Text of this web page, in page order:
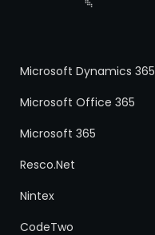
Microsoft Dynamics 365
Microsoft Office 365
Microsoft 365
Resco.Net
Nintex
CodeTwo